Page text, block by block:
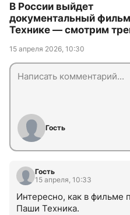
В России выйдет
документальный
Технике — смотрим
15 апреля 2026, 10:30
Гость
Гость
15 апреля, 10:33
Интересно, как в фильме
Паши Техника.